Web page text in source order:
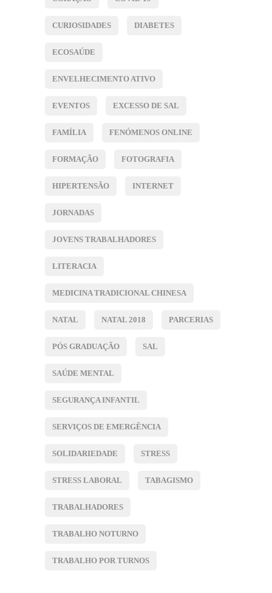
CURIOSIDADES DIABETES
ECOSAÚDE
ENVELHECIMENTO ATIVO
EVENTOS EXCESSO DE SAL
FAMÍLIA FENÓMENOS ONLINE
FORMAÇÃO FOTOGRAFIA
HIPERTENSÃO INTERNET
JORNADAS
JOVENS TRABALHADORES
LITERACIA
MEDICINA TRADICIONAL CHINESA
NATAL NATAL 2018 PARCERIAS
PÓS GRADUAÇÃO SAL
SAÚDE MENTAL
SEGURANÇA INFANTIL
SERVIÇOS DE EMERGÊNCIA
SOLIDARIEDADE STRESS
STRESS LABORAL TABAGISMO
TRABALHADORES
TRABALHO NOTURNO
TRABALHO POR TURNOS